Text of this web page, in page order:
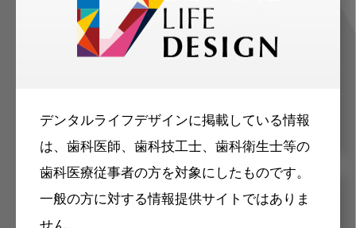
デンタルライフデザインに掲載している情報
は、歯科医師、歯科技工士、歯科衛生士等の
歯科医療従事者の方を対象にしたものです。
一般の方に対する情報提供サイトではありま
科衛生士、歯科技工士）に合わせた内
容のメールマガジンをお届けします。
メリット